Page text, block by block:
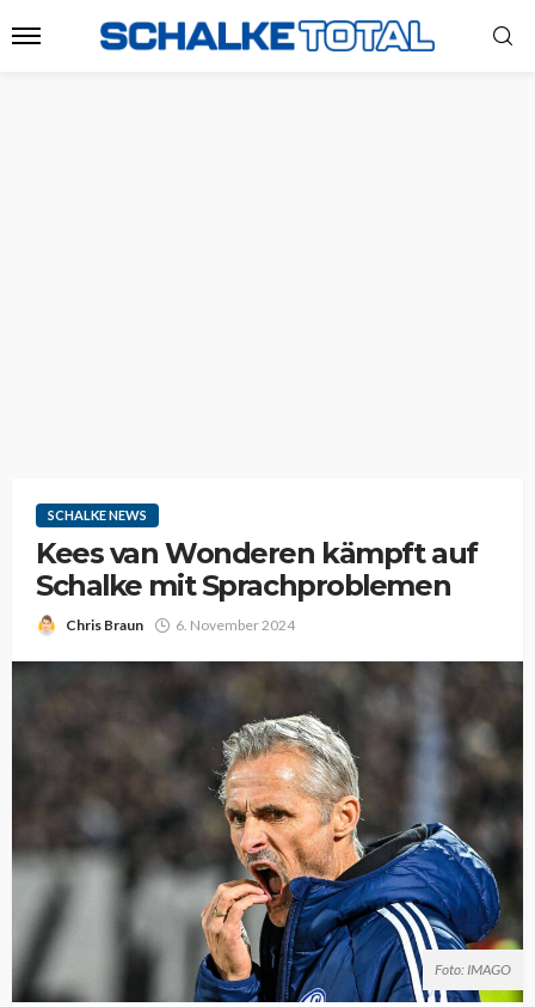
SCHALKE NEWS
Kees van Wonderen kämpft auf
Schalke mit Sprachproblemen
Chris Braun 6. November 2024
Foto: IMAGO